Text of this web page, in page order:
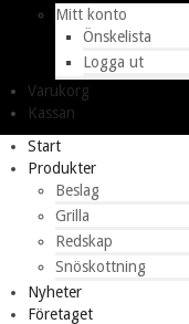
Mitt konto
Önskelista
Logga ut
Varukorg
Kassan
Start
Produkter
Beslag
Grilla
Redskap
Snöskottning
Nyheter
Företaget